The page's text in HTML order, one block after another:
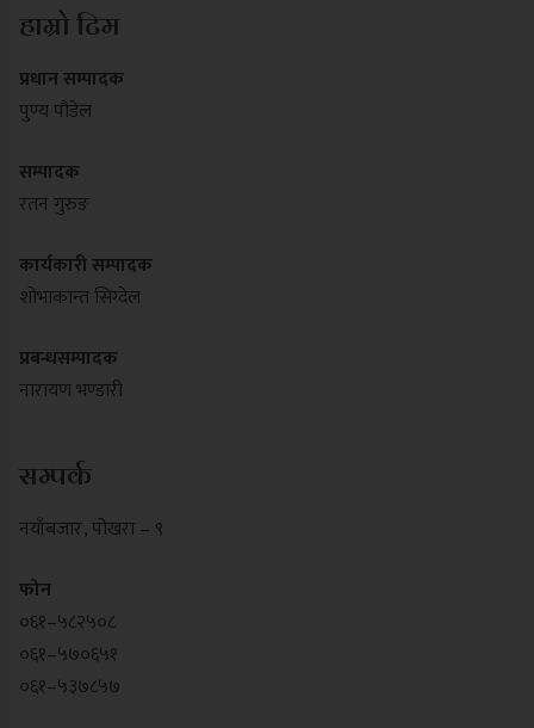
हाम्रो टिम
प्रधान सम्पादक
पुण्य पौडेल
सम्पादक
रतन गुरुङ
कार्यकारी सम्पादक
शोभाकान्त सिग्देल
प्रबन्धसम्पादक
नारायण भण्डारी
सम्पर्क
नयाँबजार , पोखरा – ९
फोन
०६१–५८२५०८
०६१–५७०६५१
०६१–५३७८५७